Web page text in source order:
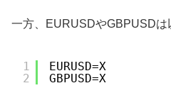
一方、EURUSDやGBPUSDは
1
2
EURUSD=X
GBPUSD=X